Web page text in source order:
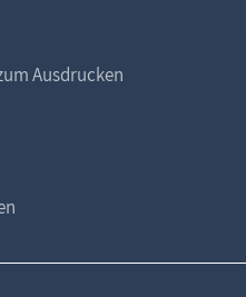
Ausdrucken